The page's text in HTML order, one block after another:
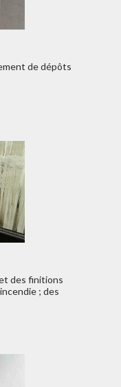
de dépôts
des finitions
; des